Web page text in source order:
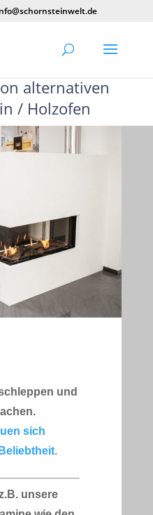
alternativen
/ Holzofen
und
sich
unsere